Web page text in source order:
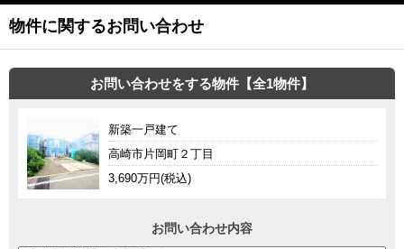
物件に関するお問い合わせ
お問い合わせをする物件【全1物件】
新築一戸建て
高崎市片岡町２丁目
3,690万円(税込)
お問い合わせ内容